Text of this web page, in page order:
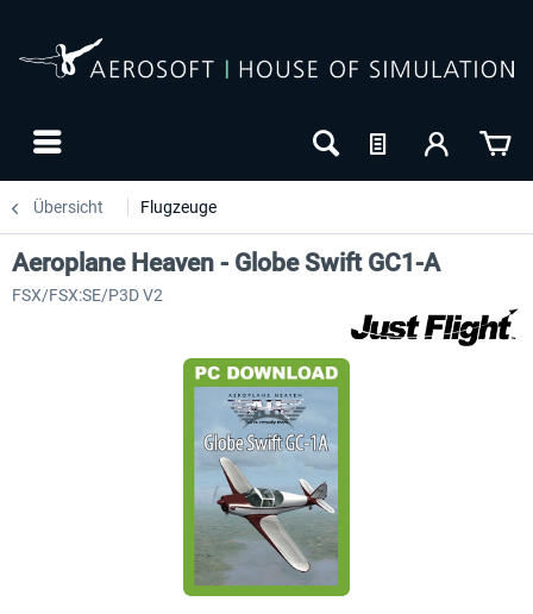
Übersicht Flugzeuge
Aeroplane Heaven - Globe Swift GC1-A
FSX/FSX:SE/P3D V2